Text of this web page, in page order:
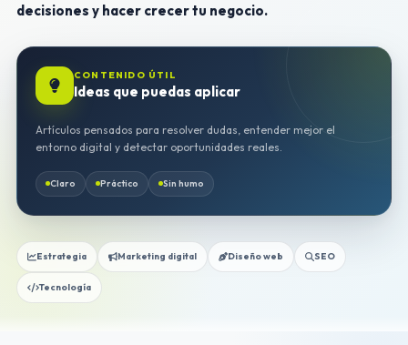
decisiones y hacer crecer tu negocio.
CONTENIDO ÚTIL
Ideas que puedas aplicar
Artículos pensados para resolver dudas, entender mejor el
entorno digital y detectar oportunidades reales.
Claro Práctico Sin humo
Estrategia Marketing digital Diseño web SEO
Tecnología